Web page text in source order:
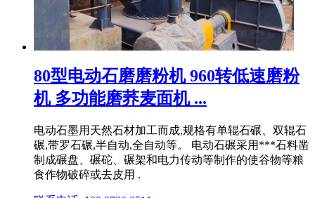
80型电动石磨磨粉机 960转低速磨粉
机 多功能磨荞麦面机 ...
电动石墨用天然石材加工而成,规格有单辊石碾、双辊石
碾,带罗石碾,半自动,全自动等。 电动石碾采用***石料凿
制成碾盘、碾砣、碾架和电力传动等制作的使谷物等粮
食作物破碎或去皮用 .